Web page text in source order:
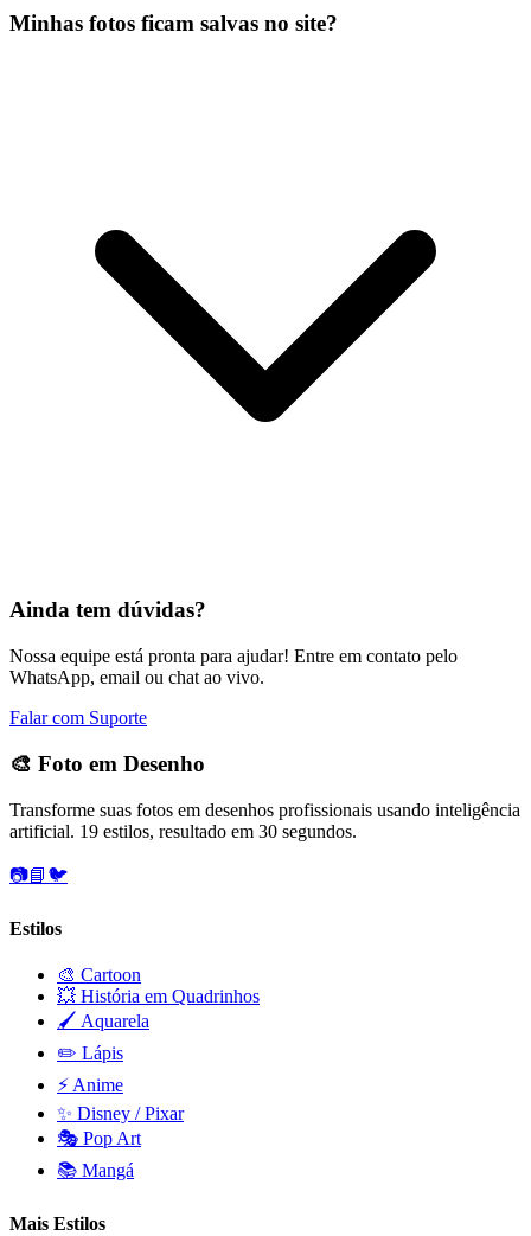
Minhas fotos ficam salvas no site?
Ainda tem dúvidas?
Nossa equipe está pronta para ajudar! Entre em contato pelo
WhatsApp, email ou chat ao vivo.
Falar com Suporte
🎨 Foto em Desenho
Transforme suas fotos em desenhos profissionais usando inteligência
artificial. 19 estilos, resultado em 30 segundos.
📷📘 🐦
Estilos
🎨 Cartoon
💥 História em Quadrinhos
🖌️ Aquarela
✏️ Lápis
⚡ Anime
✨ Disney / Pixar
🎭 Pop Art
📚 Mangá
Mais Estilos